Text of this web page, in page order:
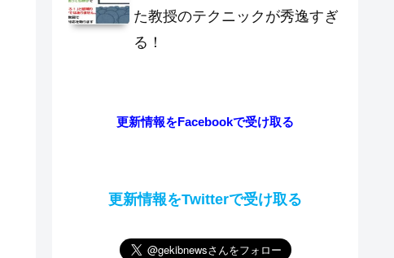
た教授のテクニックが秀逸すぎ
る！
更新情報をFacebookで受け取る
更新情報をTwitterで受け取る